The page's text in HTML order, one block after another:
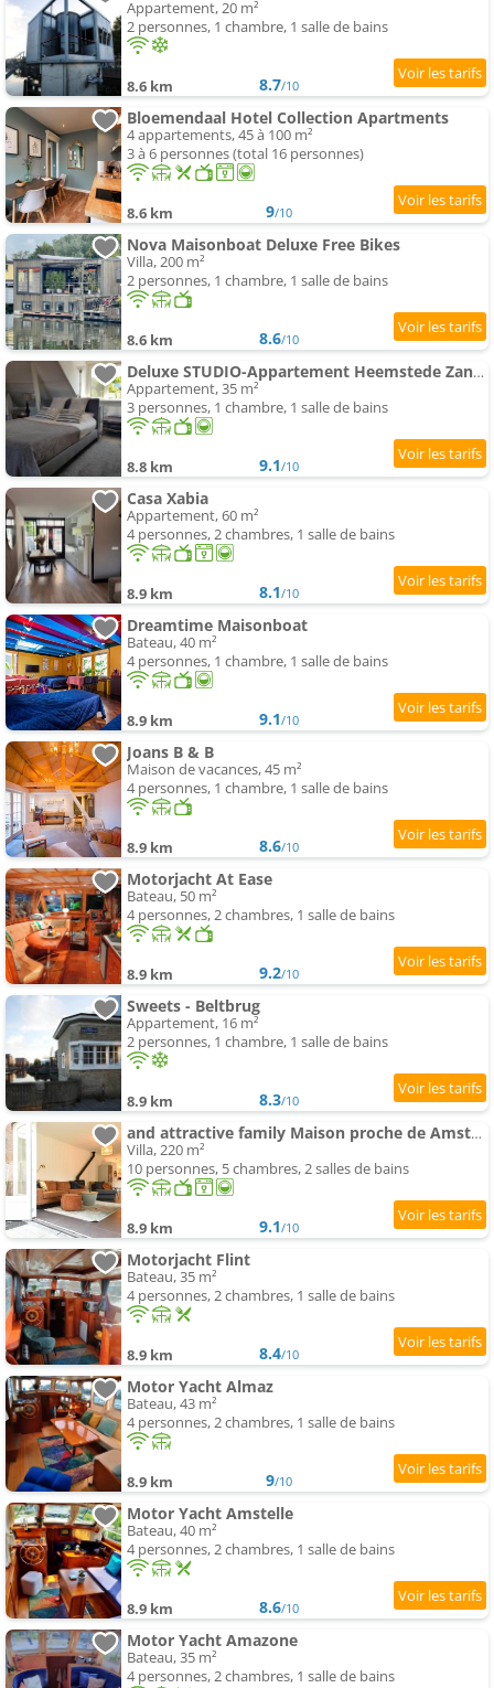
Appartement, 20 m²
2 personnes, 1 chambre, 1 salle de bains
8.6 km 8.7/10
Bloemendaal Hotel Collection Apartments
4 appartements, 45 à 100 m²
3 à 6 personnes (total 16 personnes)
8.6 km 9/10
Nova Maisonboat Deluxe Free Bikes
Villa, 200 m²
2 personnes, 1 chambre, 1 salle de bains
8.6 km 8.6/10
Deluxe STUDIO-Appartement Heemstede Zandvoort
Appartement, 35 m²
3 personnes, 1 chambre, 1 salle de bains
8.8 km 9.1/10
Casa Xabia
Appartement, 60 m²
4 personnes, 2 chambres, 1 salle de bains
8.9 km 8.1/10
Dreamtime Maisonboat
Bateau, 40 m²
4 personnes, 1 chambre, 1 salle de bains
8.9 km 9.1/10
Joans B & B
Maison de vacances, 45 m²
4 personnes, 1 chambre, 1 salle de bains
8.9 km 8.6/10
Motorjacht At Ease
Bateau, 50 m²
4 personnes, 2 chambres, 1 salle de bains
8.9 km 9.2/10
Sweets - Beltbrug
Appartement, 16 m²
2 personnes, 1 chambre, 1 salle de bains
8.9 km 8.3/10
and attractive family Maison proche de Amsterdam
Villa, 220 m²
10 personnes, 5 chambres, 2 salles de bains
8.9 km 9.1/10
Motorjacht Flint
Bateau, 35 m²
4 personnes, 2 chambres, 1 salle de bains
8.9 km 8.4/10
Motor Yacht Almaz
Bateau, 43 m²
4 personnes, 2 chambres, 1 salle de bains
8.9 km 9/10
Motor Yacht Amstelle
Bateau, 40 m²
4 personnes, 2 chambres, 1 salle de bains
8.9 km 8.6/10
Motor Yacht Amazone
Bateau, 35 m²
4 personnes, 2 chambres, 1 salle de bains